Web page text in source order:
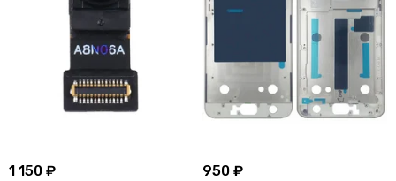
1 150 ₽ 950 ₽